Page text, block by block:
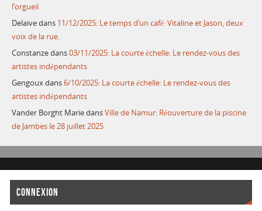
l’orgueil
Delaivedans 11/12/2025: Le temps d’un café: Vitaline et Jason, deux
voix de la rue.
Constanzedans03/11/2025: La courte échelle: Le rendez-vous des
artistes indépendants
Gengouxdans6/10/2025: La courte échelle: Le rendez-vous des
artistes indépendants
Vander Borght MariedansVille de Namur: Réouverture de la piscine
de Jambes le 28 juillet 2025
CONNEXION